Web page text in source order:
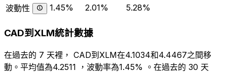
波動性
1.45% 2.01% 5.28%
CAD到XLM統計數據
在過去的 7 天裡， CAD到XLM在4.1034和4.4467之間移
動。平均值為4.2511 ，波動率為1.45% 。在過去的 30 天